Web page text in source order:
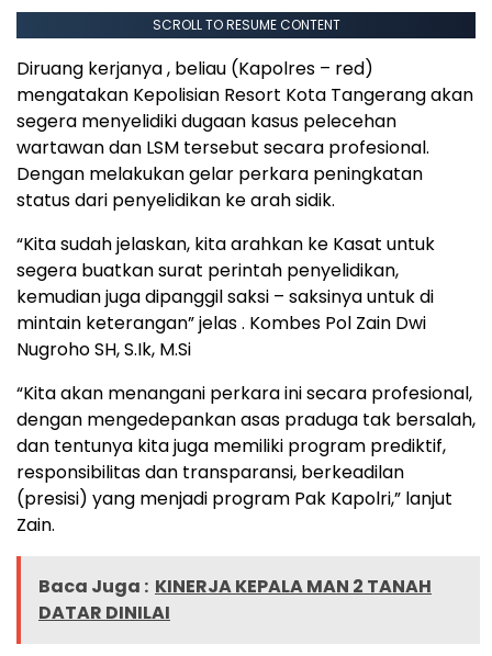
SCROLL TO RESUME CONTENT
Diruang kerjanya , beliau (Kapolres – red)
mengatakan Kepolisian Resort Kota Tangerang akan
segera menyelidiki dugaan kasus pelecehan
wartawan dan LSM tersebut secara profesional.
Dengan melakukan gelar perkara peningkatan
status dari penyelidikan ke arah sidik.
“Kita sudah jelaskan, kita arahkan ke Kasat untuk
segera buatkan surat perintah penyelidikan,
kemudian juga dipanggil saksi – saksinya untuk di
mintain keterangan” jelas . Kombes Pol Zain Dwi
Nugroho SH, S.Ik, M.Si
“Kita akan menangani perkara ini secara profesional,
dengan mengedepankan asas praduga tak bersalah,
dan tentunya kita juga memiliki program prediktif,
responsibilitas dan transparansi, berkeadilan
(presisi) yang menjadi program Pak Kapolri,” lanjut
Zain.
Baca Juga : KINERJA KEPALA MAN 2 TANAH
DATAR DINILAI